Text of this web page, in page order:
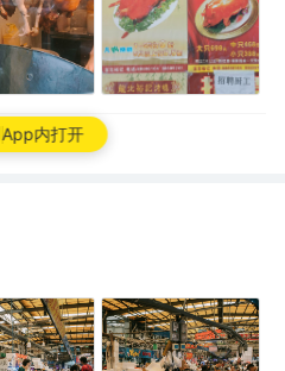
App内打开